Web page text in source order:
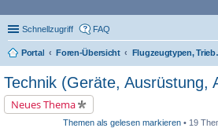
Schnellzugriff FAQ
Portal Foren-Übersicht
Technik (Geräte, Ausrüstung,
Neues Thema
Themen als gelesen markieren • 19